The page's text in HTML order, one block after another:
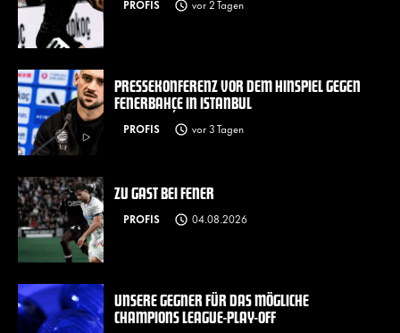
PROFIS vor 2 Tagen
PRESSEKONFERENZ VOR DEM HINSPIEL GEGEN
FENERBAHÇE IN ISTANBUL
PROFIS vor 3 Tagen
ZU GAST BEI FENER
PROFIS 04.08.2026
UNSERE GEGNER FÜR DAS MÖGLICHE
CHAMPIONS LEAGUE-PLAY-OFF